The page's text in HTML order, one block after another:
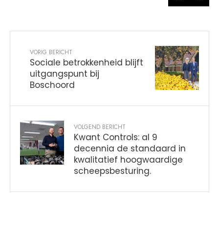
VORIG BERICHT
Sociale betrokkenheid blijft
uitgangspunt bij
Boschoord
VOLGEND BERICHT
Kwant Controls: al 9
decennia de standaard in
kwalitatief hoogwaardige
scheepsbesturing.